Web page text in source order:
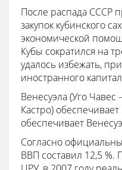
После распада СССР
закупок кубинского
экономической
Кубы сократился на
удалось избежать,
иностранного
Венесуэла (Уго
Кастро)
обеспечивает
Согласно
ВВП составил 12,5